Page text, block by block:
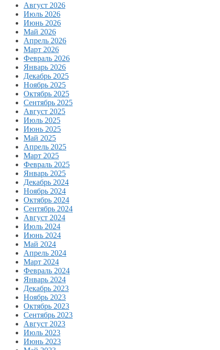
Август 2026
Июль 2026
Июнь 2026
Май 2026
Апрель 2026
Март 2026
Февраль 2026
Январь 2026
Декабрь 2025
Ноябрь 2025
Октябрь 2025
Сентябрь 2025
Август 2025
Июль 2025
Июнь 2025
Май 2025
Апрель 2025
Март 2025
Февраль 2025
Январь 2025
Декабрь 2024
Ноябрь 2024
Октябрь 2024
Сентябрь 2024
Август 2024
Июль 2024
Июнь 2024
Май 2024
Апрель 2024
Март 2024
Февраль 2024
Январь 2024
Декабрь 2023
Ноябрь 2023
Октябрь 2023
Сентябрь 2023
Август 2023
Июль 2023
Июнь 2023